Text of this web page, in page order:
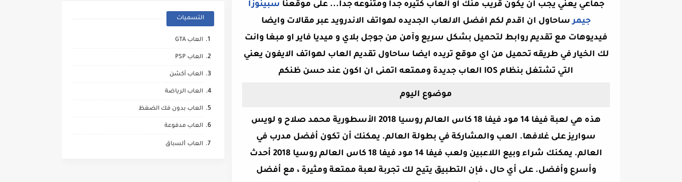
جماعي يعني يجب ان يكون قريب منك او العاب كثيره جدا ومتنوعه جدا... على موقعنا سبينوزا
جيمرساحاول ان اقدم لكم افضل الالعاب الجديده لهواتف الاندرويد عبر مقالات وايضا
فيديوهات مع تقديم روابط لتحميل بشكل سريع وآمن من جوجل بلاي و ميديا فاير او مبغا وانت
لك الخيار في طريقه تحميل من اي موقع تريده ايضا ساحاول تقديم العاب لهواتف الايفون يعني
التي تشتغل بنظام IOS العاب جديدة وممتعه اتمنى ان اكون عند حسن ظنكم
موضوع اليوم
هذه هي لعبة فيفا 14 مود فيفا 18 كاس العالم روسيا 2018 الأسطورية محمد صلاح و لويس
سواريز على غلافها. العب والمشاركة في بطولة العالم. يمكنك أن تكون أفضل مدرب في
العالم. يمكنك شراء وبيع اللاعبين ولعب فيفا 14 مود فيفا 18 كاس العالم روسيا 2018 أحدث
وأسرع وأفضل. على أي حال ، فإن التطبيق يتيح لك تجربة لعبة ممتعة ومثيرة ، مع أفضل
التسميات
العاب GTA
العاب PSP
العاب أكشن
العاب الرياضة
العاب بدون فك الضغظ
العاب مدفوعة
العاب ﺍﻟﺴباق